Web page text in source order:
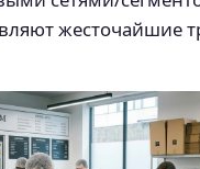
жесточайшие